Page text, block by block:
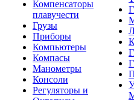
Компенсаторы
плавучести
Грузы
Приборы
Компьютеры
Компасы
Манометры
Консоли
Регуляторы и